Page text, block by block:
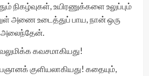
நிகழ்வுகள், உயிரணுக்களை உலுப்பும்
அணை உடைத்துப் பாய, நான் ஒரு
அலைந்தேன்.
கவசமாகியது!
குளியலாகியது! கதையும்,